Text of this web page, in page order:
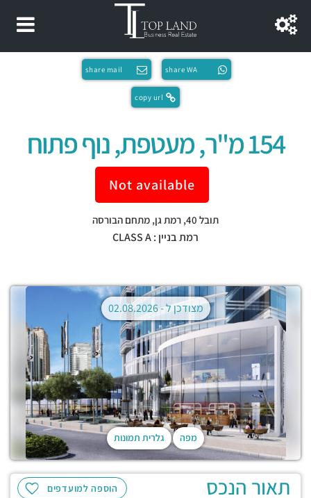
share WA
share mail
copy url
154 מ"ר, מעטפת, נוף פתוח
Not available
תובל 40, רמת גן, מתחם הבורסה
רמת בניין : CLASS A
מפה גלרית תמונות
מצודכן ל -02.08.2026
הוספה למועדפים תאור הנכס